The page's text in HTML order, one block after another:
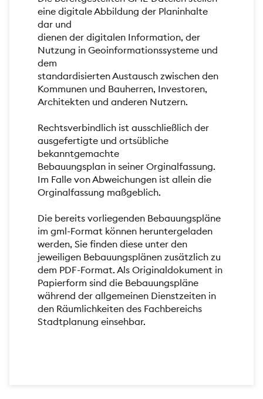
eine digitale Abbildung der Planinhalte
dar und
dienen der digitalen Information, der
Nutzung in Geoinformationssysteme und
dem
standardisierten Austausch zwischen den
Kommunen und Bauherren, Investoren,
Architekten und anderen Nutzern.
Rechtsverbindlich ist ausschließlich der
ausgefertigte und ortsübliche
bekanntgemachte
Bebauungsplan in seiner Orginalfassung.
Im Falle von Abweichungen ist allein die
Orginalfassung maßgeblich.
Die bereits vorliegenden Bebauungspläne
im gml-Format können heruntergeladen
werden, Sie finden diese unter den
jeweiligen Bebauungsplänen zusätzlich zu
dem PDF-Format. Als Originaldokument in
Papierform sind die Bebauungspläne
während der allgemeinen Dienstzeiten in
den Räumlichkeiten des Fachbereichs
Stadtplanung einsehbar.